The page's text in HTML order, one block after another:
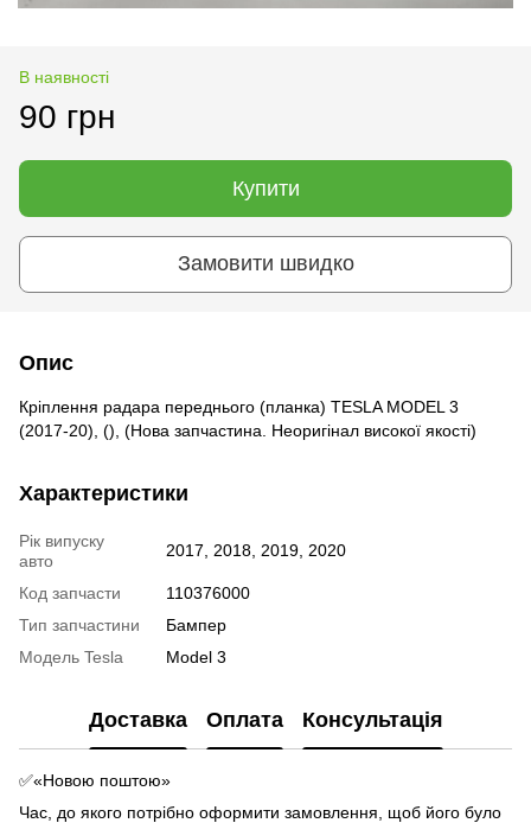
В наявності
90 грн
Купити
Замовити швидко
Опис
Кріплення радара переднього (планка) TESLA MODEL 3
(2017-20), (), (Нова запчастина. Неоригінал високої якості)
Характеристики
Рік випуску
авто
2017, 2018, 2019, 2020
Код запчасти
110376000
Тип запчастини
Бампер
Модель Tesla
Model 3
Доставка Оплата Консультація
✅«Новою поштою»
Час, до якого потрібно оформити замовлення, щоб його було